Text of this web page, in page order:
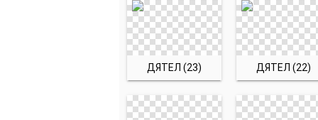
ДЯТЕЛ (23) ДЯТЕЛ (22)